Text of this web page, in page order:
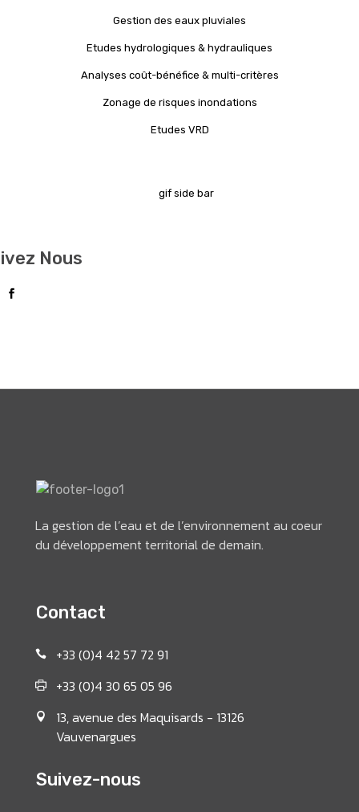
Gestion des eaux pluviales
Etudes hydrologiques & hydrauliques
Analyses coût-bénéfice & multi-critères
Zonage de risques inondations
Etudes VRD
Nous
La gestion de l’eau et de l’environnement au coeur
du développement territorial de demain.
Contact
+33 (0)4 42 57 72 91
+33 (0)4 30 65 05 96
13, avenue des Maquisards - 13126
Vauvenargues
Suivez-nous